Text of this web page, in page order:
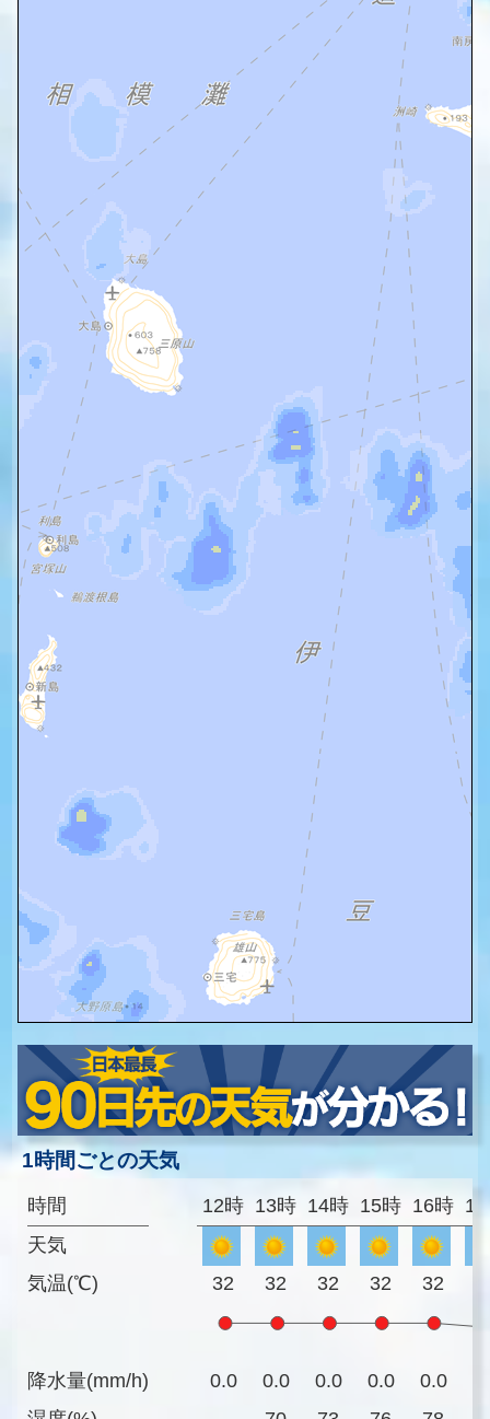
1時間ごとの天気
時間
天気
気温(℃)
降水量(mm/h)
12時 13時 14時 15時 16時
32 32 32 32 32
0.0 0.0 0.0 0.0 0.0